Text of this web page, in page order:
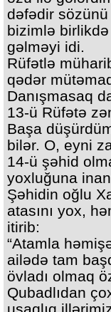
dəfədir
bizimlə birlikdə
gəlməyi idi.
Rüfətlə
qədər
Danışmasaq
13-ü Rüfətə
Başa
bilər. O, eyni
14-ü şəhid
yoxluğuna
Şəhidin oğlu
atasını yox,
itirib:
“Atamla
ailədə tam
övladı olmaq
Qubadlıdan